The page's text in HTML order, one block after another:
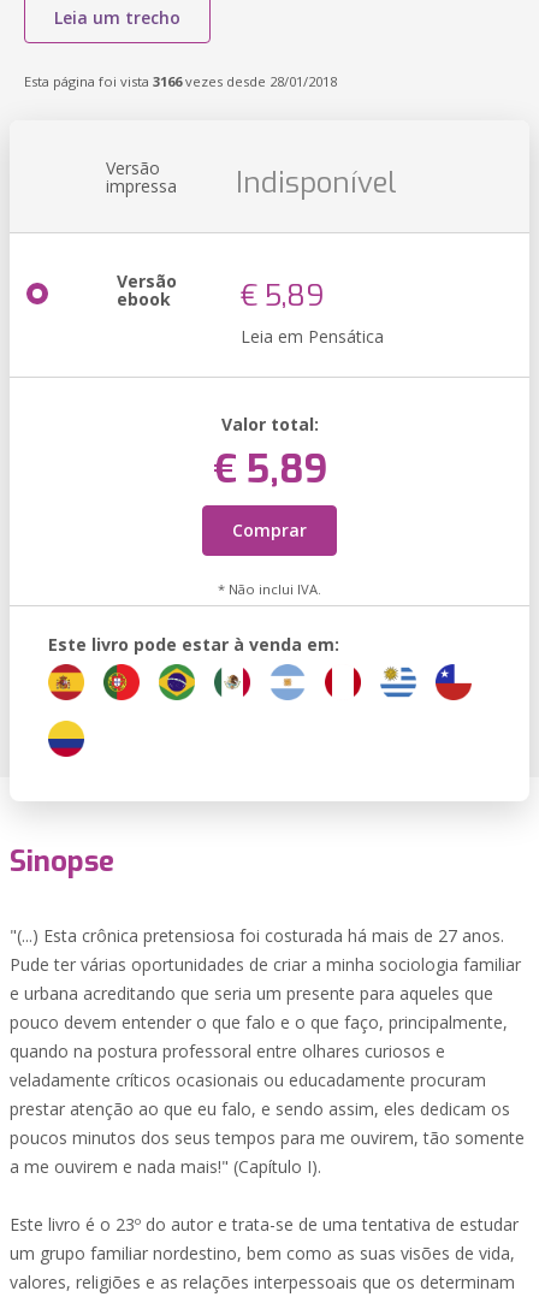
Leia um trecho
Esta página foi vista 3166vezes desde 28/01/2018
Versão
impressa Indisponível
Versão
ebook € 5,89
Leia em Pensática
Valor total:
€ 5,89
Comprar
* Não inclui IVA.
Este livro pode estar à venda em:
Sinopse
"(...) Esta crônica pretensiosa foi costurada há mais de 27 anos.
Pude ter várias oportunidades de criar a minha sociologia familiar
e urbana acreditando que seria um presente para aqueles que
pouco devem entender o que falo e o que faço, principalmente,
quando na postura professoral entre olhares curiosos e
veladamente críticos ocasionais ou educadamente procuram
prestar atenção ao que eu falo, e sendo assim, eles dedicam os
poucos minutos dos seus tempos para me ouvirem, tão somente
a me ouvirem e nada mais!" (Capítulo I).
Este livro é o 23º do autor e trata-se de uma tentativa de estudar
um grupo familiar nordestino, bem como as suas visões de vida,
valores, religiões e as relações interpessoais que os determinam